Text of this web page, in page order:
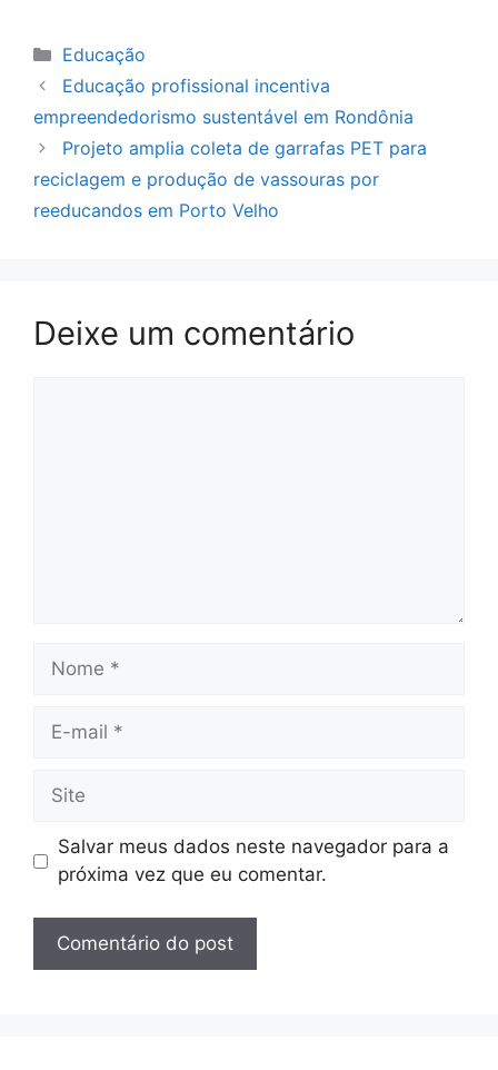
Categorias
Educação
Educação profissional incentiva
empreendedorismo sustentável em Rondônia
Projeto amplia coleta de garrafas PET para
reciclagem e produção de vassouras por
reeducandos em Porto Velho
Deixe um comentário
Nome
Site
Salvar meus dados neste navegador para a
próxima vez que eu comentar.